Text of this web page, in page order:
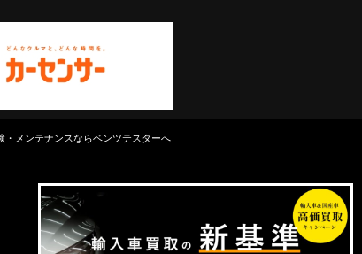
・メンテナンスならベンツテスターへ